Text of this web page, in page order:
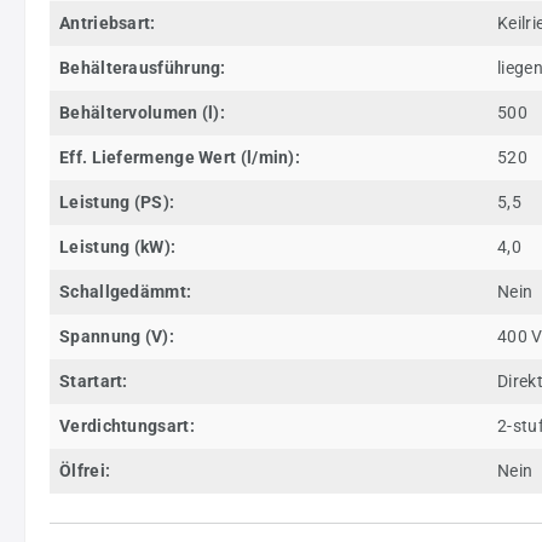
Antriebsart:
Behälterausführung:
Behältervolumen (l): 500
Eff. Liefermenge Wert (l/min): 520
Leistung (PS): 5,5
Leistung (kW): 4,0
Schallgedämmt: Nein
Spannung (V): 400 V
Startart:
Verdichtungsart: 2-
Ölfrei: Nein